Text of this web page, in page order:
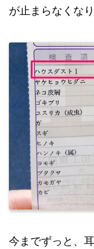
が止まらなくなり
今までずっと、